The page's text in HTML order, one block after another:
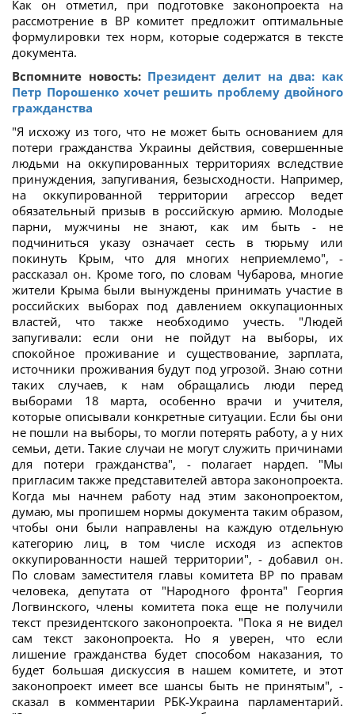
Как он отметил, при подготовке законопроекта на
рассмотрение в ВР комитет предложит оптимальные
формулировки тех норм, которые содержатся в тексте
документа.
Вспомните новость: Президент делит на два: как
Петр Порошенко хочет решить проблему двойного
гражданства
"Я исхожу из того, что не может быть основанием для
потери гражданства Украины действия, совершенные
людьми на оккупированных территориях вследствие
принуждения, запугивания, безысходности. Например,
на оккупированной территории агрессор ведет
обязательный призыв в российскую армию. Молодые
парни, мужчины не знают, как им быть - не
подчиниться указу означает сесть в тюрьму или
покинуть Крым, что для многих неприемлемо", -
рассказал он. Кроме того, по словам Чубарова, многие
жители Крыма были вынуждены принимать участие в
российских выборах под давлением оккупационных
властей, что также необходимо учесть. "Людей
запугивали: если они не пойдут на выборы, их
спокойное проживание и существование, зарплата,
источники проживания будут под угрозой. Знаю сотни
таких случаев, к нам обращались люди перед
выборами 18 марта, особенно врачи и учителя,
которые описывали конкретные ситуации. Если бы они
не пошли на выборы, то могли потерять работу, а у них
семьи, дети. Такие случаи не могут служить причинами
для потери гражданства", - полагает нардеп. "Мы
пригласим также представителей автора законопроекта.
Когда мы начнем работу над этим законопроектом,
думаю, мы пропишем нормы документа таким образом,
чтобы они были направлены на каждую отдельную
категорию лиц, в том числе исходя из аспектов
оккупированности нашей территории", - добавил он.
По словам заместителя главы комитета ВР по правам
человека, депутата от "Народного фронта" Георгия
Логвинского, члены комитета пока еще не получили
текст президентского законопроекта. "Пока я не видел
сам текст законопроекта. Но я уверен, что если
лишение гражданства будет способом наказания, то
будет большая дискуссия в нашем комитете, и этот
законопроект имеет все шансы быть не принятым", -
сказал в комментарии РБК-Украина парламентарий.